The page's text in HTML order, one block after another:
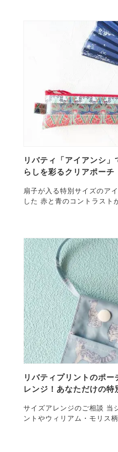
リバティ「アイアンシ
らしを彩るクリアポーチ
扇子が入る特別サイズのア
した 赤と青のコントラスト
リバティプリントのポ
レンジ！あなただけの
サイズアレンジのご相談 当
ントやウィリアム・モリス